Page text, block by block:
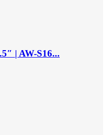
| AW-S16...